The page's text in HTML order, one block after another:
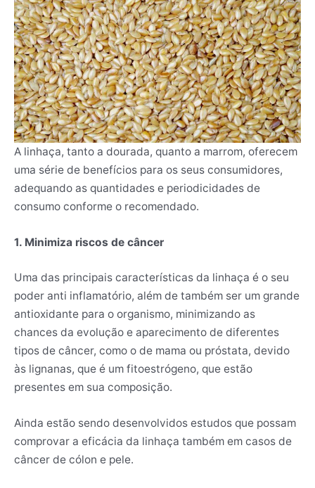
A linhaça, tanto a dourada, quanto a marrom, oferecem
uma série de benefícios para os seus consumidores,
adequando as quantidades e periodicidades de
consumo conforme o recomendado.
1. Minimiza riscos de câncer
Uma das principais características da linhaça é o seu
poder anti inflamatório, além de também ser um grande
antioxidante para o organismo, minimizando as
chances da evolução e aparecimento de diferentes
tipos de câncer, como o de mama ou próstata, devido
às lignanas, que é um fitoestrógeno, que estão
presentes em sua composição.
Ainda estão sendo desenvolvidos estudos que possam
comprovar a eficácia da linhaça também em casos de
câncer de cólon e pele.